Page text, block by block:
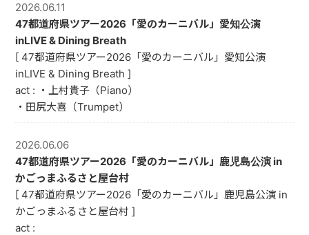
2026.06.11
47都道府県ツアー2026「愛のカーニバル」愛知公演
inLIVE & Dining Breath
[ 47都道府県ツアー2026「愛のカーニバル」愛知公演
inLIVE & Dining Breath ]
act : ・上村貴子（Piano）
・田尻大喜（Trumpet）
2026.06.06
47都道府県ツアー2026「愛のカーニバル」鹿児島公演 in
かごっまふるさと屋台村
[ 47都道府県ツアー2026「愛のカーニバル」鹿児島公演 in
かごっまふるさと屋台村 ]
act :